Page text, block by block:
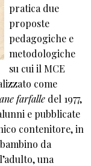
pratica due
proposte
pedagogiche e
metodologiche
su cui il MCE
come
farfalle del 1977,
e pubblicate
contenitore, in
da
una